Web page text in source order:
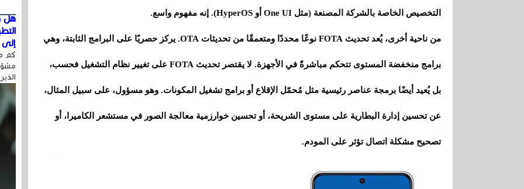
التخصيص الخاصة بالشركة المصنعة (مثل One UI أو HyperOS). إنه مفهوم واسع.
من ناحية أخرى، يُعد تحديث FOTA نوعًا محددًا ومتعمقًا من تحديثات OTA. يركز حصريًا على البرامج الثابتة، وهي
برامج منخفضة المستوى تتحكم مباشرةً في الأجهزة. لا يقتصر تحديث FOTA على تغيير نظام التشغيل فحسب،
بل يُعيد أيضًا برمجة عناصر رئيسية مثل مُحمّل الإقلاع أو برامج تشغيل المكونات. وهو مسؤول، على سبيل المثال،
عن تحسين إدارة البطارية على مستوى الشريحة، أو تحسين خوارزمية معالجة الصور في مستشعر الكاميرا، أو
تصحيح مشكلة اتصال تؤثر على المودم.
هل
إلى
كم